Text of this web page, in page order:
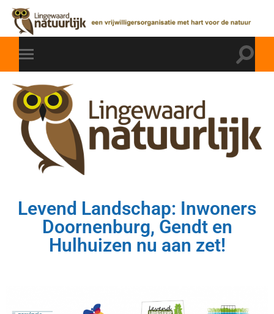
Levend Landschap: Inwoners
Doornenburg, Gendt en
Hulhuizen nu aan zet!